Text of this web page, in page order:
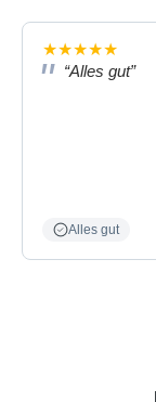
★★★★★
“Alles gut”
Alles gut